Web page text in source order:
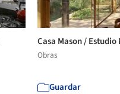
Casa Mason / Estudio
Obras
Guardar